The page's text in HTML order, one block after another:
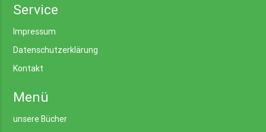
Service
Impressum
Datenschutzerklärung
Kontakt
Menü
unsere Bücher